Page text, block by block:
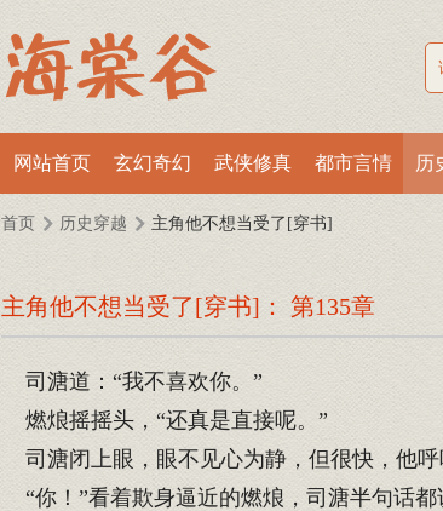
网站首页 玄幻奇幻 武侠修真 都市言情 历
首页 历史穿越 主角他不想当受了[穿书]
主角他不想当受了[穿书]： 第135章
司溏道：“我不喜欢你。”
燃烺摇摇头，“还真是直接呢。”
司溏闭上眼，眼不见心为静，但很快，他呼
“你！”看着欺身逼近的燃烺，司溏半句话都